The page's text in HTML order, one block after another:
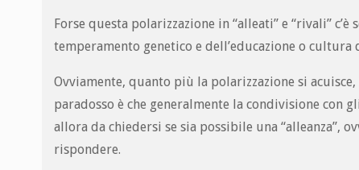
Forse questa polarizzazione in “alleati” e “rivali”
temperamento genetico e dell’educazione o cultura
Ovviamente, quanto più la polarizzazione si
paradosso è che generalmente la condivisione con
allora da chiedersi se sia possibile una “alleanza”,
rispondere.